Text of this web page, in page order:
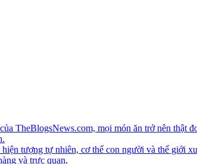
TheBlogsNews.com, mọi món ăn trở nên thật
tượng tự nhiên, cơ thể con người và thế giới
và trực quan.